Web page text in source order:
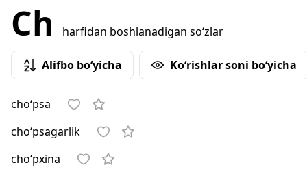
Ch harfidan boshlanadigan so‘zlar
Alifbo bo‘yicha Ko‘rishlar soni bo‘yicha
cho‘psa
cho‘psagarlik
cho‘pxina